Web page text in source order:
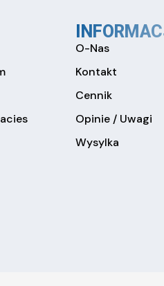
O-Nas
Kontakt
Cennik
Opinie / Uwagi
Wysylka